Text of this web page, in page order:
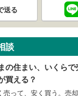
送る
談
の住まい、いくら
買える？
売って、安く買う。売